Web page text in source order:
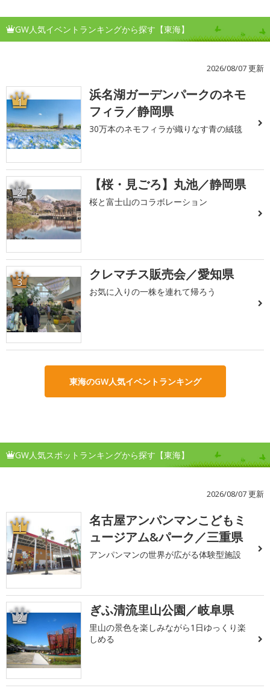
GW人気イベントランキングから探す【東海】
2026/08/07 更新
1
浜名湖ガーデンパークのネモ
フィラ／静岡県
30万本のネモフィラが織りなす青の絨毯
2 【桜・見ごろ】丸池／静岡県
桜と富士山のコラボレーション
3 クレマチス販売会／愛知県
お気に入りの一株を連れて帰ろう
東海のGW人気イベントランキング
GW人気スポットランキングから探す【東海】
2026/08/07 更新
1
名古屋アンパンマンこどもミ
ュージアム&パーク／三重県
アンパンマンの世界が広がる体験型施設
2 ぎふ清流里山公園／岐阜県
里山の景色を楽しみながら1日ゆっくり楽
しめる